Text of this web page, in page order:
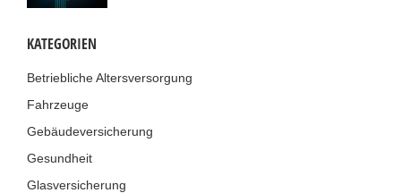
KATEGORIEN
Betriebliche Altersversorgung
Fahrzeuge
Gebäudeversicherung
Gesundheit
Glasversicherung